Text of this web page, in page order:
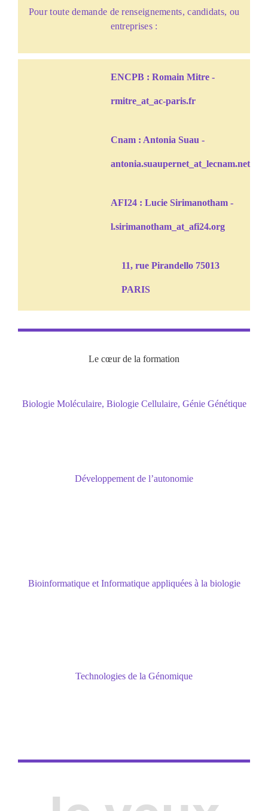
Pour toute demande de renseignements, candidats, ou
entreprises :
ENCPB : Romain Mitre -
rmitre_at_ac-paris.fr
Cnam : Antonia Suau -
antonia.suaupernet_at_lecnam.net
AFI24 : Lucie Sirimanotham -
l.sirimanotham_at_afi24.org
11, rue Pirandello 75013
PARIS
Le cœur de la formation
Biologie Moléculaire, Biologie Cellulaire, Génie Génétique
Développement de l’autonomie
Bioinformatique et Informatique appliquées à la biologie
Technologies de la Génomique